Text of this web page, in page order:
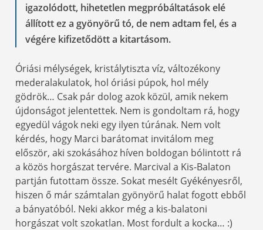
igazolódott, hihetetlen megpróbáltatások elé
állított ez a gyönyörű tó, de nem adtam fel, és a
végére kifizetődött a kitartásom.
Óriási mélységek, kristálytiszta víz, változékony
mederalakulatok, hol óriási púpok, hol mély
gödrök… Csak pár dolog azok közül, amik nekem
újdonságot jelentettek. Nem is gondoltam rá, hogy
egyedül vágok neki egy ilyen túrának. Nem volt
kérdés, hogy Marci barátomat invitálom meg
először, aki szokásához híven boldogan bólintott rá
a közös horgászat tervére. Marcival a Kis-Balaton
partján futottam össze. Sokat mesélt Gyékényesről,
hiszen ő már számtalan gyönyörű halat fogott ebből
a bányatóból. Neki akkor még a kis-balatoni
horgászat volt szokatlan. Most fordult a kocka… :)